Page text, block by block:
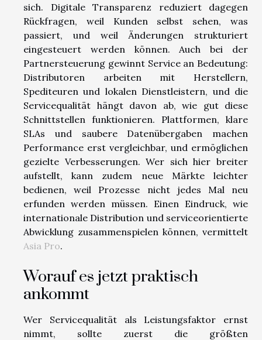
sich. Digitale Transparenz reduziert dagegen
Rückfragen, weil Kunden selbst sehen, was
passiert, und weil Änderungen strukturiert
eingesteuert werden können. Auch bei der
Partnersteuerung gewinnt Service an Bedeutung:
Distributoren arbeiten mit Herstellern,
Spediteuren und lokalen Dienstleistern, und die
Servicequalität hängt davon ab, wie gut diese
Schnittstellen funktionieren. Plattformen, klare
SLAs und saubere Datenübergaben machen
Performance erst vergleichbar, und ermöglichen
gezielte Verbesserungen. Wer sich hier breiter
aufstellt, kann zudem neue Märkte leichter
bedienen, weil Prozesse nicht jedes Mal neu
erfunden werden müssen. Einen Eindruck, wie
internationale Distribution und serviceorientierte
Abwicklung zusammenspielen können, vermittelt
Asia Pro.
Worauf es jetzt praktisch
ankommt
Wer Servicequalität als Leistungsfaktor ernst
nimmt, sollte zuerst die größten